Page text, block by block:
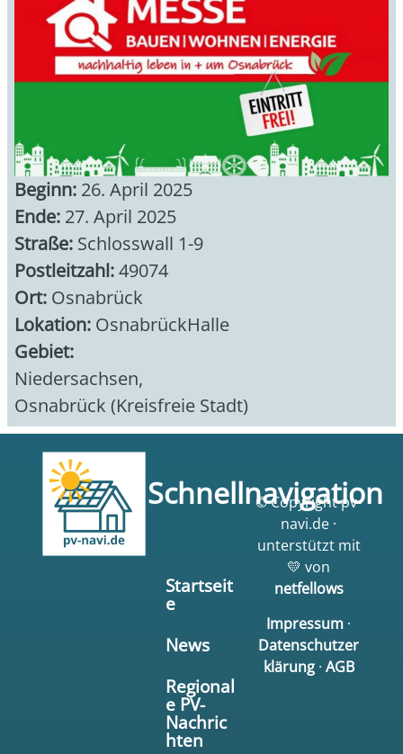
Beginn: 26. April 2025
Ende: 27. April 2025
Straße: Schlosswall 1-9
Postleitzahl:49074
Ort: Osnabrück
Lokation: OsnabrückHalle
Gebiet:
Niedersachsen,
Osnabrück (Kreisfreie Stadt)
Schnellnavigation
Startseit
e
News
Regional
e PV-
Nachric
hten
© Copyright pv-
navi.de ·
unterstützt mit
💛 von
netfellows
Impressum ·
Datenschutzer
klärung· AGB